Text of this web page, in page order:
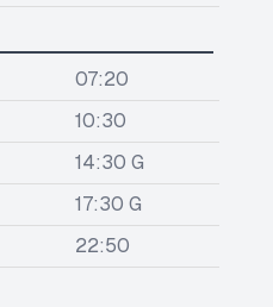
07:20
10:30
14:30 G
17:30 G
22:50